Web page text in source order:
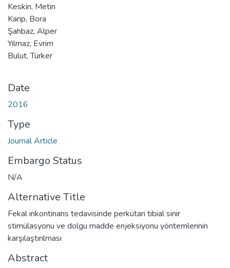
Keskin, Metin
Karip, Bora
Şahbaz, Alper
Yılmaz, Evrim
Bulut, Türker
Date
2016
Type
Journal Article
Embargo Status
N/A
Alternative Title
Fekal inkontinans tedavisinde perkütan tibial sinir
stimülasyonu ve dolgu madde enjeksiyonu yöntemlerinin
karşılaştırılması
Abstract